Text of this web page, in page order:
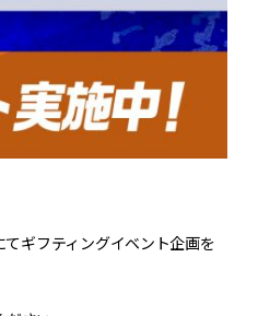
ギフティングイベント企画を